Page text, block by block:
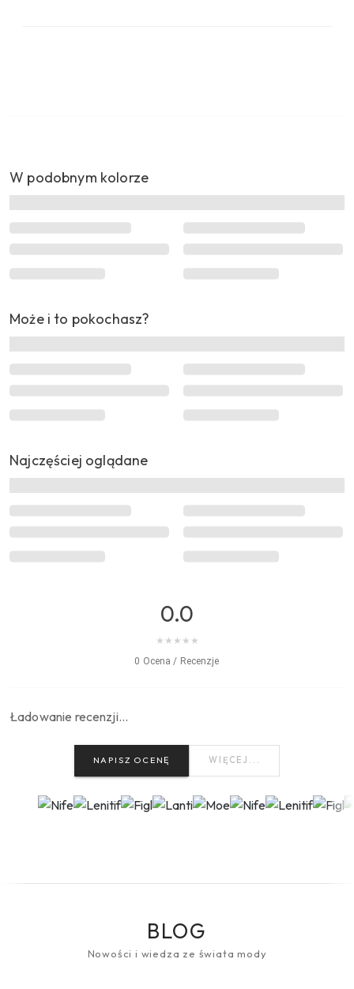
W podobnym kolorze
Może i to pokochasz?
Najczęściej oglądane
0.0
★ ★ ★ ★ ★
0 Ocena / Recenzje
Ładowanie recenzji…
NAPISZ OCENĘ WIĘCEJ...
BLOG
Nowości i wiedza ze świata mody